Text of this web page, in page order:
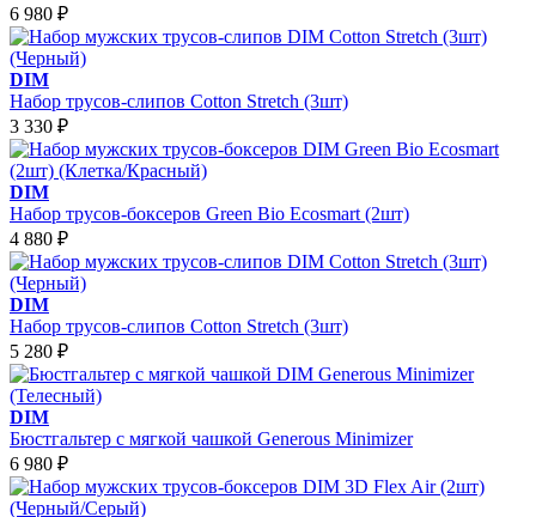
6 980 ₽
DIM
Набор трусов-слипов Cotton Stretch (3шт)
3 330 ₽
DIM
Набор трусов-боксеров Green Bio Ecosmart (2шт)
4 880 ₽
DIM
Набор трусов-слипов Cotton Stretch (3шт)
5 280 ₽
DIM
Бюстгальтер с мягкой чашкой Generous Minimizer
6 980 ₽